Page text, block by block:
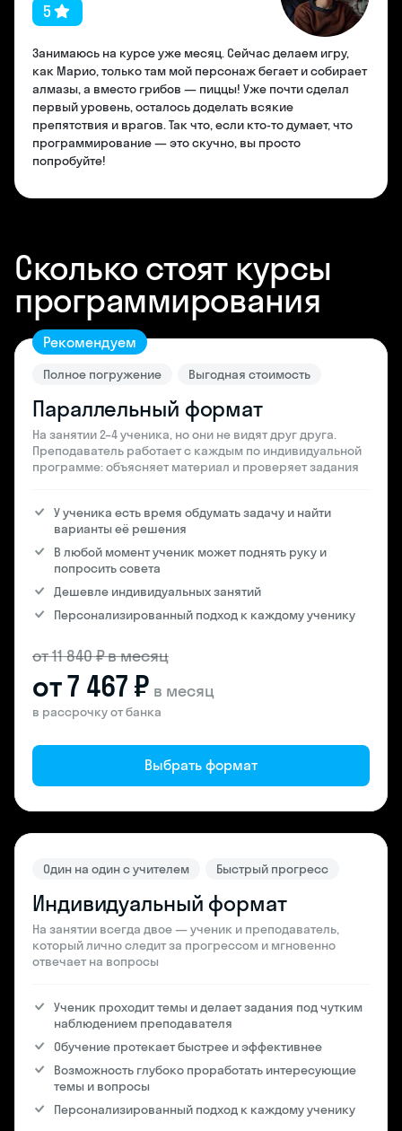
5
Занимаюсь на курсе уже месяц. Сейчас делаем игру,
как Марио, только там мой персонаж бегает и собирает
алмазы, а вместо грибов — пиццы! Уже почти сделал
первый уровень, осталось доделать всякие
препятствия и врагов. Так что, если кто-то думает, что
программирование — это скучно, вы просто
попробуйте!
Сколько стоят курсы
программирования
Рекомендуем
Полное погружение Выгодная стоимость
Параллельный формат
На занятии 2–4 ученика, но они не видят друг друга.
Преподаватель работает с каждым по индивидуальной
программе: объясняет материал и проверяет задания
У ученика есть время обдумать задачу и найти
варианты её решения
В любой момент ученик может поднять руку и
попросить совета
Дешевле индивидуальных занятий
Персонализированный подход к каждому ученику
от 11 840 ₽ в месяц
от 7 467 ₽ в месяц
в рассрочку от банка
Выбрать формат
Один на один с учителем Быстрый прогресс
Индивидуальный формат
На занятии всегда двое — ученик и преподаватель,
который лично следит за прогрессом и мгновенно
отвечает на вопросы
Ученик проходит темы и делает задания под чутким
наблюдением преподавателя
Обучение протекает быстрее и эффективнее
Возможность глубоко проработать интересующие
темы и вопросы
Персонализированный подход к каждому ученику